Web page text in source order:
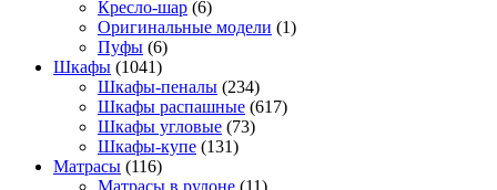
Кресло-шар (6)
Оригинальные модели (1)
Пуфы (6)
Шкафы (1041)
Шкафы-пеналы (234)
Шкафы распашные (617)
Шкафы угловые (73)
Шкафы-купе (131)
Матрасы (116)